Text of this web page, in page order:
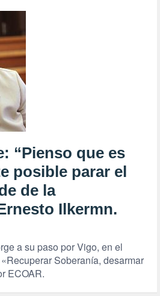
“Pienso que es
posible parar el
de la
Ilkermn.
a su paso por Vigo, en el
Soberanía, desarmar
ECOAR.